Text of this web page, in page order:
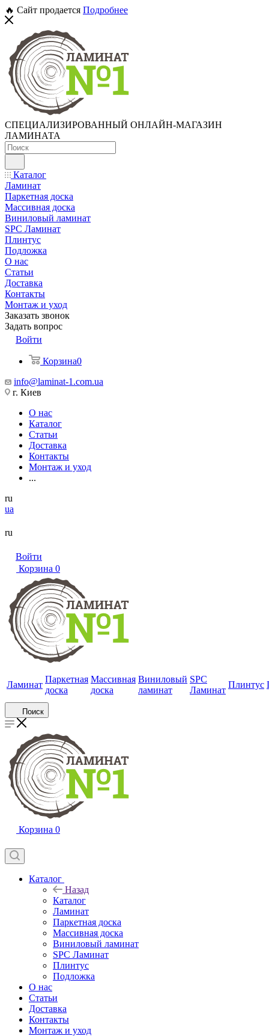
🔥 Сайт продается Подробнее
СПЕЦИАЛИЗИРОВАННЫЙ ОНЛАЙН-МАГАЗИН
ЛАМИНАТА
Каталог
Ламинат
Паркетная доска
Массивная доска
Виниловый ламинат
SPC Ламинат
Плинтус
Подложка
О нас
Статьи
Доставка
Контакты
Монтаж и уход
Заказать звонок
Задать вопрос
Войти
Корзина0
info@laminat-1.com.ua
г. Киев
О нас
Каталог
Статьи
Доставка
Контакты
Монтаж и уход
...
ru
ua
ru
Войти
Корзина 0
Ламинат
Паркетная
доска
Массивная
доска
Виниловый
ламинат
SPC
Ламинат
Плинтус
Поиск
Корзина 0
Каталог
Назад
Каталог
Ламинат
Паркетная доска
Массивная доска
Виниловый ламинат
SPC Ламинат
Плинтус
Подложка
О нас
Статьи
Доставка
Контакты
Монтаж и уход